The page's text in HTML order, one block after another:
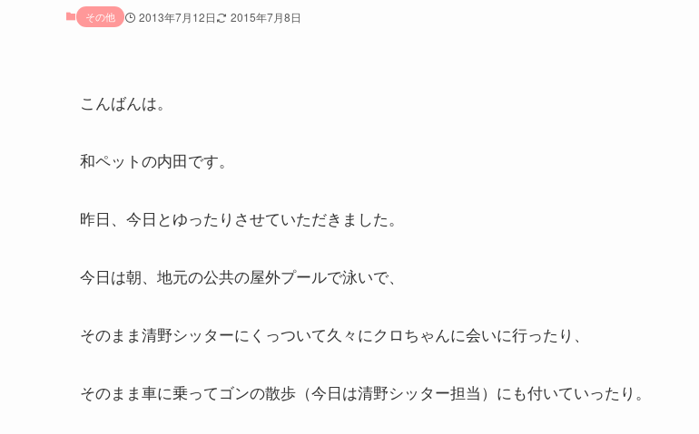
その他 2013年7月12日 2015年7月8日
こんばんは。
和ペットの内田です。
昨日、今日とゆったりさせていただきました。
今日は朝、地元の公共の屋外プールで泳いで、
そのまま清野シッターにくっついて久々にクロちゃんに会いに行ったり、
そのまま車に乗ってゴンの散歩（今日は清野シッター担当）にも付いていったり。